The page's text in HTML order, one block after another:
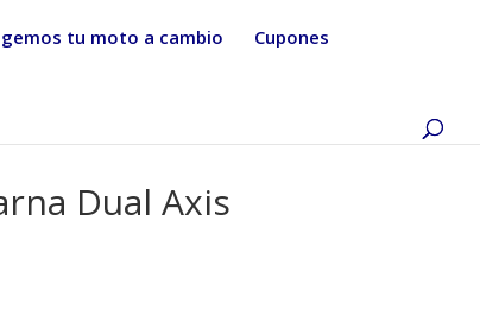
tu moto a cambio
Cupones
Dual Axis